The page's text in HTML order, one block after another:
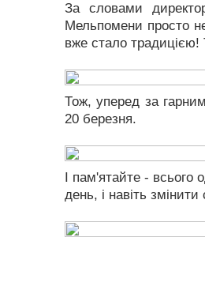
За словами
Мельпомени просто
вже стало традицією!
Тож, уперед за
20 березня.
І пам'ятайте -
день, і навіть